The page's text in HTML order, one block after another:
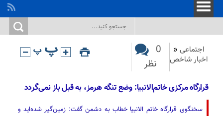
اجتماعی «
اخبار شاخص
0
نظر
قرارگاه مرکزی خاتم‌الانبیا: وضع تنگه‌ هرمز، به قبل باز نمی‌گردد‌
سخنگوی قرارگاه خاتم الانبیا خطاب به دشمن گفت: زمین‌گیر شده‌اید و